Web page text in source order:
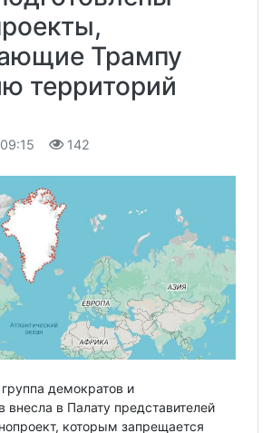
Трампу
территорий
142
демократов и
внесла в Палату представителей
которым запрещается